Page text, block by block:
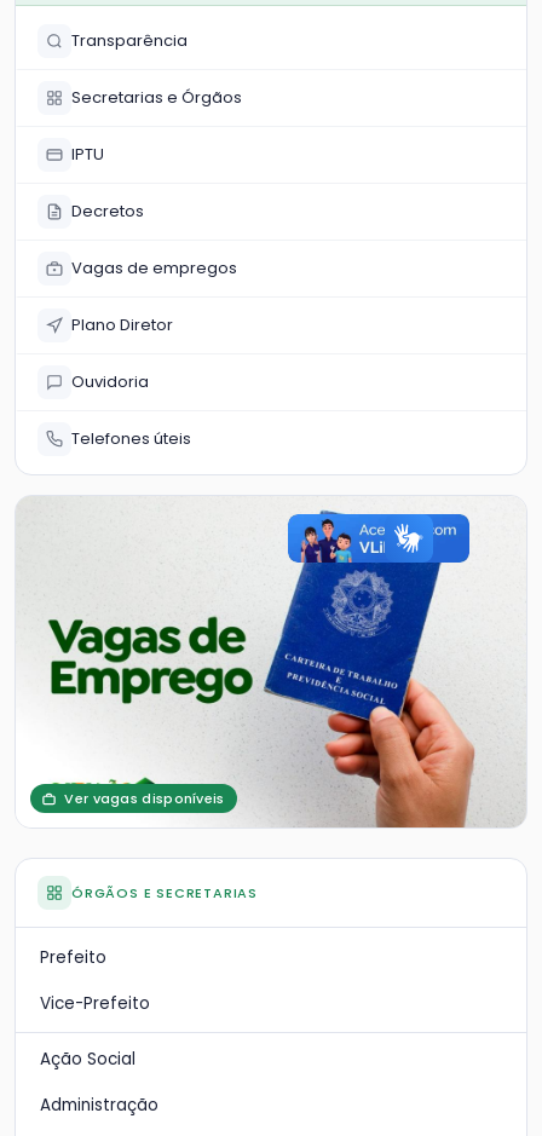
Transparência
Secretarias e Órgãos
IPTU
Decretos
Vagas de empregos
Plano Diretor
Ouvidoria
Telefones úteis
Ver vagas disponíveis
ÓRGÃOS E SECRETARIAS
Prefeito
Vice-Prefeito
Ação Social
Administração